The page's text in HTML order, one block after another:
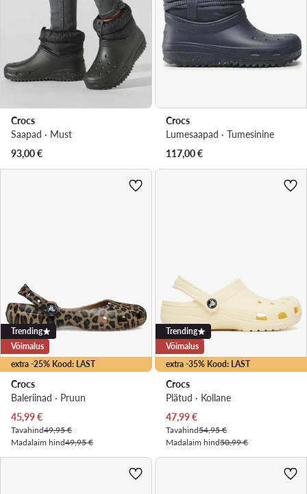
Crocs
Saapad · Must
93,00€
Crocs
Lumesaapad · Tumesinine
117,00€
extra -25% Kood: LAST
Trending
Võimalus
Crocs
Baleriinad · Pruun
Praegune hind
45,99€
Tavahind49,95 €
Madalaim hind49,95 €
extra -35% Kood: LAST
Trending
Võimalus
Crocs
Plätud · Kollane
Praegune hind
47,99€
Tavahind54,95 €
Madalaim hind50,99 €